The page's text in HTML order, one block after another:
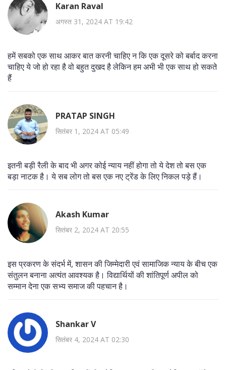
Karan Raval
अगस्त 31, 2024 AT 19:42
हमें सबको एक साथ आकर बात करनी चाहिए न कि एक दूसरे को बर्बाद करना
चाहिए ये जो हो रहा है वो बहुत दुखद है लेकिन हम अभी भी एक साथ हो सकते
हैं
PRATAP SINGH
सितंबर 1, 2024 AT 05:49
इतनी बड़ी रैली के बाद भी अगर कोई न्याय नहीं होगा तो ये देश तो बस एक
बड़ा नाटक है। ये सब लोग तो बस एक नए ट्रेंड के लिए निकल पड़े हैं।
Akash Kumar
सितंबर 2, 2024 AT 20:55
इस प्रकरण के संदर्भ में, शासन की जिम्मेदारी एवं सामाजिक न्याय के बीच एक
संतुलन बनाना अत्यंत आवश्यक है। विद्यार्थियों की शांतिपूर्ण अपील को
सम्मान देना एक सभ्य समाज की पहचान है।
Shankar V
सितंबर 4, 2024 AT 02:30